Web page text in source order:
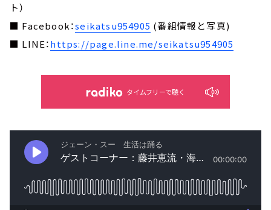
ト）
■ Facebook：seikatsu954905 (番組情報と写真)
■ LINE：https://page.line.me/seikatsu954905
タイムフリーで聴く